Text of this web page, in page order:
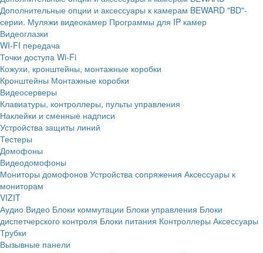
Дополнительные опции и аксессуары к камерам BEWARD "BD"-
серии. Муляжи видеокамер Программы для IP камер
Видеоглазки
WI-FI передача
Точки доступа Wi-Fi
Кожухи, кронштейны, монтажные коробки
Кронштейны Монтажные коробки
Видеосерверы
Клавиатуры, контроллеры, пульты управления
Наклейки и сменные надписи
Устройства защиты линий
Тестеры
Домофоны
Видеодомофоны
Мониторы домофонов Устройства сопряжения Аксессуары к
мониторам
VIZIT
Аудио Видео Блоки коммутации Блоки управления Блоки
диспетчерского контроля Блоки питания Контроллеры Аксессуары
Трубки
Вызывные панели